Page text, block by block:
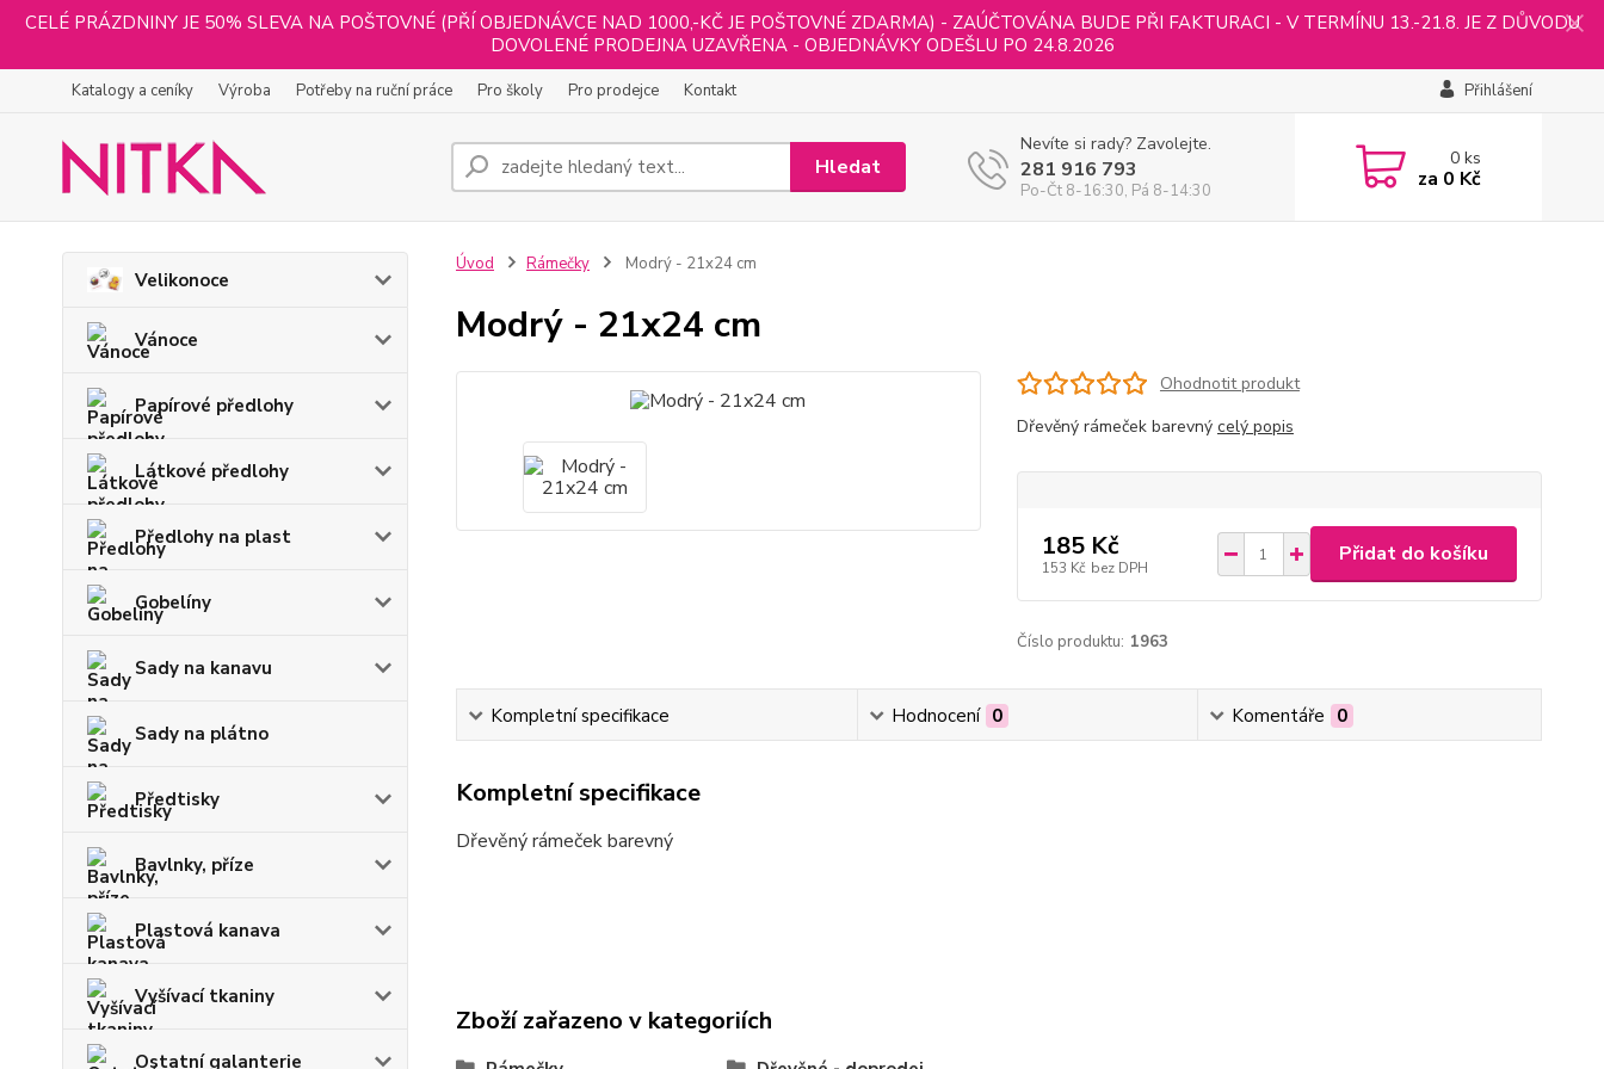
CELÉ PRÁZDNINY JE 50% SLEVA NA POŠTOVNÉ (PŘÍ OBJEDNÁVCE NAD 1000,-KČ JE POŠTOVNÉ ZDARMA) - ZAÚČTOVÁNA BUDE PŘI FAKTURACI - V TERMÍNU 13.-21.8. JE Z DŮVODU
DOVOLENÉ PRODEJNA UZAVŘENA - OBJEDNÁVKY ODEŠLU PO 24.8.2026
Katalogy a ceníky Výroba Potřeby na ruční práce Pro školy Pro prodejce Kontakt Přihlášení
Hledat
Nevíte si rady? Zavolejte.
281 916 793
Po-Čt 8-16:30, Pá 8-14:30
0ks
za 0 Kč
Velikonoce
Vánoce
Papírové předlohy
Látkové předlohy
Předlohy na plast
Gobelíny
Sady na kanavu
Sady na plátno
Předtisky
Bavlnky, příze
Plastová kanava
Vyšívací tkaniny
Ostatní galanterie
Úvod Rámečky Modrý - 21x24 cm
Modrý - 21x24 cm
Ohodnotit produkt
Dřevěný rámeček barevný celý popis
185 Kč
153 Kč bez DPH
Přidat do košíku
Číslo produktu: 1963
Kompletní specifikace Hodnocení 0 Komentáře 0
Kompletní specifikace
Dřevěný rámeček barevný
Zboží zařazeno v kategoriích